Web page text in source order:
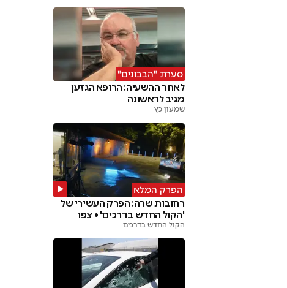
סערת "הבבונים"
לאחר ההשעיה: הרופא הגזען
מגיב לראשונה
שמעון כץ
הפרק המלא
רחובות שרה: הפרק העשירי של
'הקול החדש בדרכים' • צפו
הקול החדש בדרכים